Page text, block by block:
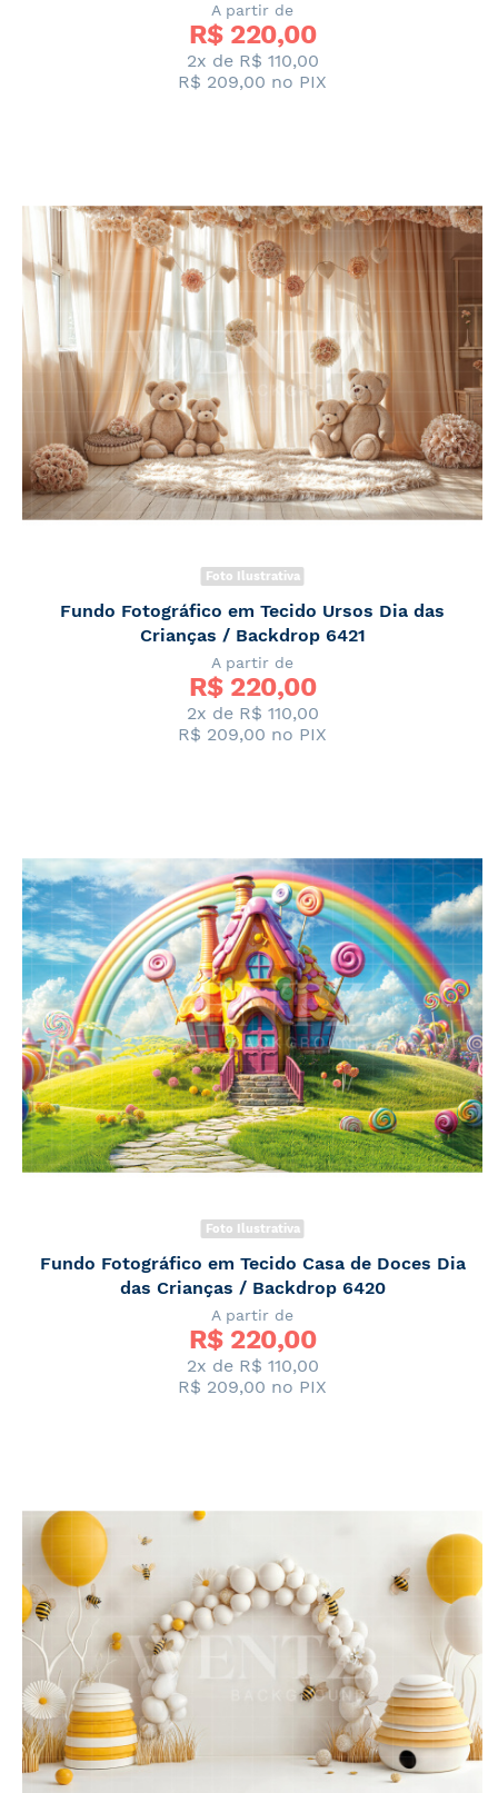
A partir de
R$ 220,00
2x de R$ 110,00
R$ 209,00 no PIX
Foto Ilustrativa
Fundo Fotográfico em Tecido Ursos Dia das
Crianças / Backdrop 6421
A partir de
R$ 220,00
2x de R$ 110,00
R$ 209,00 no PIX
Foto Ilustrativa
Fundo Fotográfico em Tecido Casa de Doces Dia
das Crianças / Backdrop 6420
A partir de
R$ 220,00
2x de R$ 110,00
R$ 209,00 no PIX